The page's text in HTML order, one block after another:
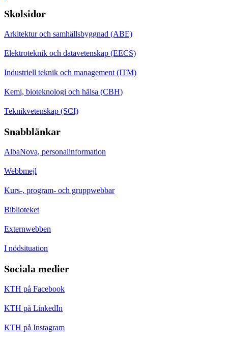
Skolsidor
Arkitektur och samhällsbyggnad (ABE)
Elektroteknik och datavetenskap (EECS)
Industriell teknik och management (ITM)
Kemi, bioteknologi och hälsa (CBH)
Teknikvetenskap (SCI)
Snabblänkar
AlbaNova, personalinformation
Webbmejl
Kurs-, program- och gruppwebbar
Biblioteket
Externwebben
I nödsituation
Sociala medier
KTH på Facebook
KTH på LinkedIn
KTH på Instagram